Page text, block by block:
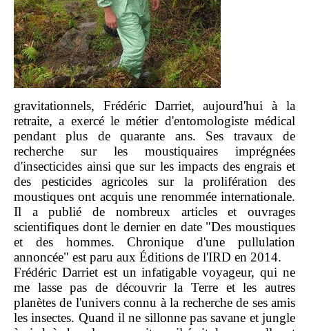
gravitationnels, Frédéric Darriet, aujourd'hui à la
retraite, a exercé le métier d'entomologiste médical
pendant plus de quarante ans. Ses travaux de
recherche sur les moustiquaires imprégnées
d'insecticides ainsi que sur les impacts des engrais et
des pesticides agricoles sur la prolifération des
moustiques ont acquis une renommée internationale.
Il a publié de nombreux articles et ouvrages
scientifiques dont le dernier en date "Des moustiques
et des hommes. Chronique d'une pullulation
annoncée" est paru aux Éditions de l'IRD en 2014.
Frédéric Darriet est un infatigable voyageur, qui ne
me lasse pas de découvrir la Terre et les autres
planètes de l'univers connu à la recherche de ses amis
les insectes. Quand il ne sillonne pas savane et jungle